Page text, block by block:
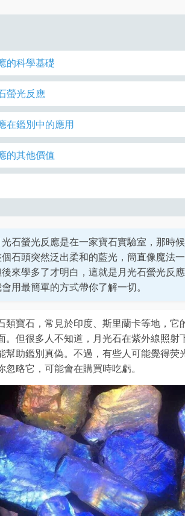
的科學基礎
螢光反應
在鑑別中的應用
的其他價值
石螢光反應是在一家寶石實驗室，那時
石頭突然泛出柔和的藍光，簡直像魔法
來學多了才明白，這就是月光石螢光反
用最簡單的方式帶你了解一切。
類寶石，常見於印度、斯里蘭卡等地，
。但很多人不知道，月光石在紫外線照射
幫助鑑別真偽。不過，有些人可能覺得荧
忽略它，可能會在購買時吃虧。